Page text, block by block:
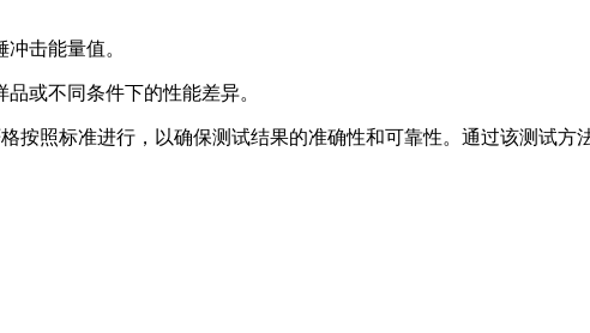
击能量值。
或不同条件下的性能差异。
按照标准进行，以确保测试结果的准确性和可靠性。通过该测试